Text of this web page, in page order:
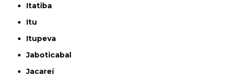
Itatiba
Itu
Itupeva
Jaboticabal
Jacareí